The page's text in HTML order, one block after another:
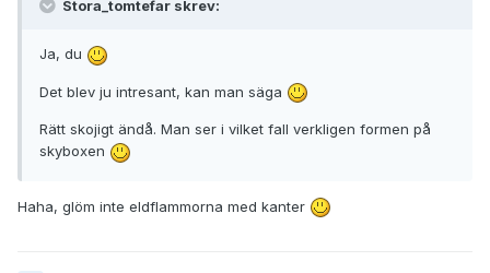
Stora_tomtefar skrev:
Ja, du
Det blev ju intresant, kan man säga
Rätt skojigt ändå. Man ser i vilket fall verkligen formen på
skyboxen
Haha, glöm inte eldflammorna med kanter